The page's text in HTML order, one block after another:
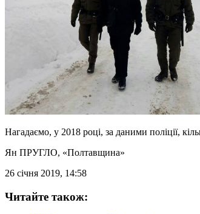
Нагадаємо, у 2018 році, за даними поліції,
Ян ПРУГЛО, «Полтавщина»
26 січня 2019, 14:58
Читайте також: